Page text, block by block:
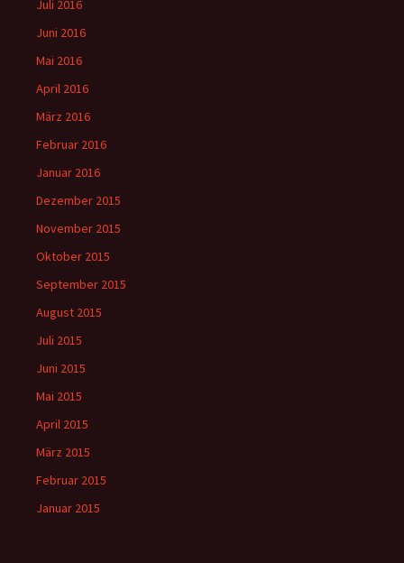
Juli 2016
Juni 2016
Mai 2016
April 2016
März 2016
Februar 2016
Januar 2016
Dezember 2015
November 2015
Oktober 2015
September 2015
August 2015
Juli 2015
Juni 2015
Mai 2015
April 2015
März 2015
Februar 2015
Januar 2015